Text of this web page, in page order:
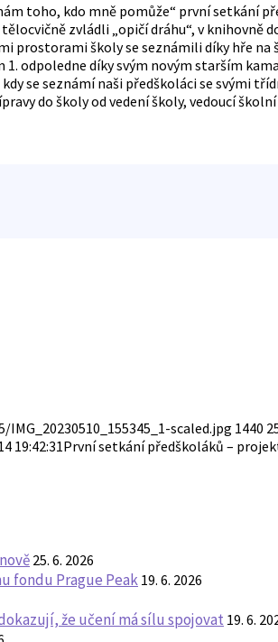
toho, kdo mně pomůže“ první setkání
zvládli „opičí dráhu“, v knihovně
prostorami školy se seznámili díky hře
odpoledne díky svým novým starším
se seznámí naši předškoláci se svými
do školy od vedení školy, vedoucí
scaled.jpg 1440
19:42:31První setkání předškoláků –
25. 6. 2026
fondu Prague Peak 19. 6. 2026
že učení má sílu spojovat 19. 6.